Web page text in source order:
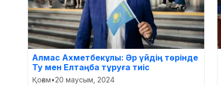
Алмас Ахметбекұлы: Әр үйдің төрінде
Ту мен Елтаңба тұруға тиіс
Қоғам•20 маусым, 2024